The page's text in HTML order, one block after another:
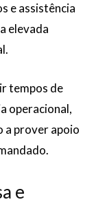
e assistência
elevada
tempos de
operacional,
a prover apoio
e